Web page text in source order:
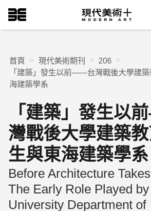
到
主
現代美術+Logo
首頁 現代美術期刊
206
「建築」發生以前——台灣戰後大學建
海建築學系
「建築」發生以
灣戰後大學建築
生與東海建築學系
Before Architecture
The Early Role Played
University Department of